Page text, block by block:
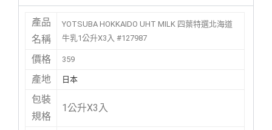
產品
名稱
YOTSUBA HOKKAIDO UHT MILK 四葉特選北海道
牛乳1公升X3入 #127987
價格 359
產地 日本
包裝
規格
1公升X3入